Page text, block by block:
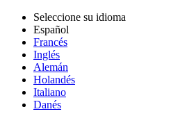
Seleccione su idioma
Español
Francés
Inglés
Alemán
Holandés
Italiano
Danés